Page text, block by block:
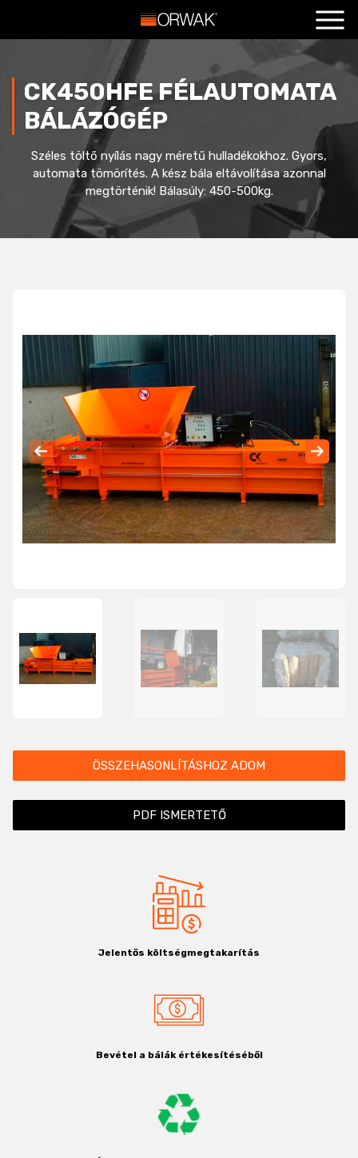
+ Termékeink
Szolgáltatások
Blog
Kapcsolat
CK450HFE FÉLAUTOMATA
BÁLÁZÓGÉP
Széles töltő nyílás nagy méretű hulladékokhoz. Gyors,
automata tömörítés. A kész bála eltávolítása azonnal
megtörténik! Bálasúly: 450-500kg.
ÖSSZEHASONLÍTÁSHOZ ADOM
PDF ISMERTETŐ
Jelentős költségmegtakarítás
Bevétel a bálák értékesítéséből